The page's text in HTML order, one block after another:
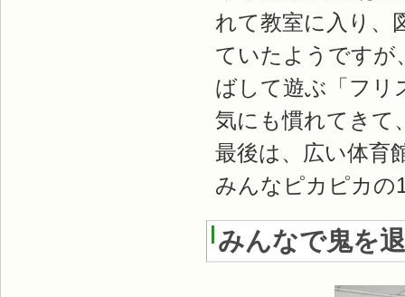
れて教室に入り、
ていたようですが
ばして遊ぶ「フリ
気にも慣れてきて
最後は、広い体育
みんなピカピカの
みんなで鬼を